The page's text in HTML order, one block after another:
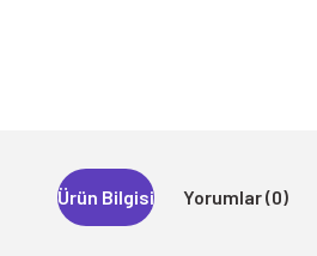
Ürün Bilgisi Yorumlar (0)